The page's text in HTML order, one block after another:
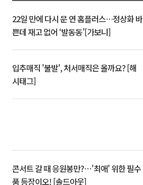
22일 만에 다시 문 연 홈플러스…정상화 바
쁜데 재고 없어 ‘발동동’[가보니]
입추매직 '불발', 처서매직은 올까요? [해
시태그]
콘서트 갈 때 응원봉만?⋯'최애' 위한 필수
품 등장이오! [솔드아웃]